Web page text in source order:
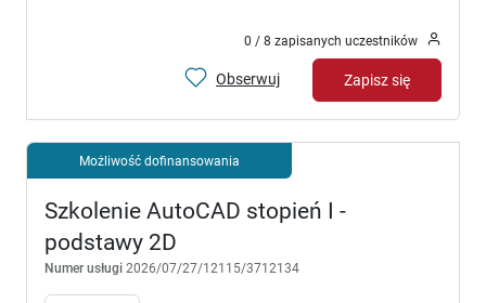
0 / 8 zapisanych uczestników
Obserwuj Zapisz się
Możliwość dofinansowania
Szkolenie AutoCAD stopień I -
podstawy 2D
Numer usługi 2026/07/27/12115/3712134